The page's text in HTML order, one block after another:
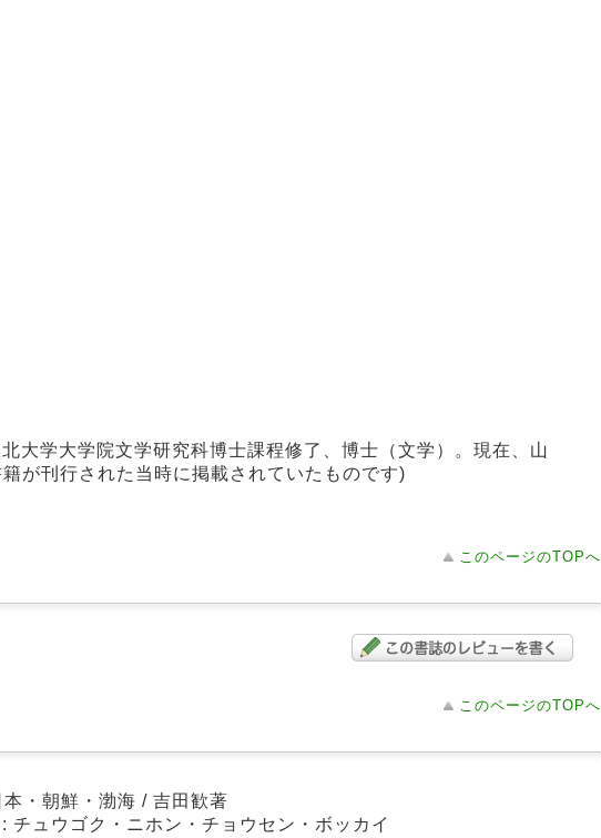
大学大学院文学研究科博士課程修了、博士（文学）。現在、山
が刊行された当時に掲載されていたものです)
このページのTOPへ
このページのTOPへ
・朝鮮・渤海 / 吉田歓著
ュウゴク・ニホン・チョウセン・ボッカイ